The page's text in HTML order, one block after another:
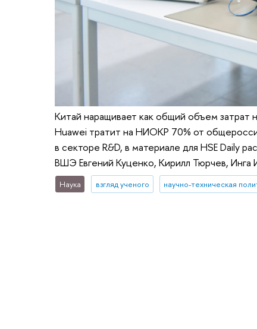
Китай наращивает как общий объем затрат
Huawei тратит на НИОКР 70% от
в секторе R&D, в материале для HSE Daily
ВШЭ Евгений Куценко, Кирилл Тюрчев, Инга
Наука взгляд ученого научно-техническая